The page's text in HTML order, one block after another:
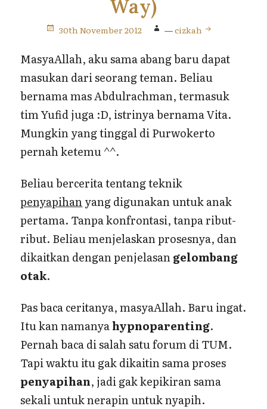
Way)
30th November 2012 —cizkah
MasyaAllah, aku sama abang baru dapat
masukan dari seorang teman. Beliau
bernama mas Abdulrachman, termasuk
tim Yufid juga :D, istrinya bernama Vita.
Mungkin yang tinggal di Purwokerto
pernah ketemu ^^.
Beliau bercerita tentang teknik
penyapihanyang digunakan untuk anak
pertama. Tanpa konfrontasi, tanpa ribut-
ribut. Beliau menjelaskan prosesnya, dan
dikaitkan dengan penjelasangelombang
otak.
Pas baca ceritanya, masyaAllah. Baru ingat.
Itu kan namanyahypnoparenting.
Pernah baca di salah satu forum di TUM.
Tapi waktu itu gak dikaitin sama proses
penyapihan, jadi gak kepikiran sama
sekali untuk nerapin untuk nyapih.